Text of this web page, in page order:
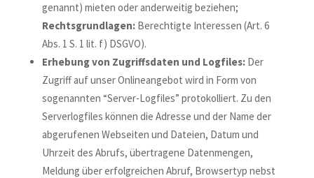
genannt) mieten oder anderweitig beziehen;
Rechtsgrundlagen:Berechtigte Interessen (Art. 6
Abs. 1 S. 1 lit. f) DSGVO).
Erhebung von Zugriffsdaten und Logfiles: Der
Zugriff auf unser Onlineangebot wird in Form von
sogenannten “Server-Logfiles” protokolliert. Zu den
Serverlogfiles können die Adresse und der Name der
abgerufenen Webseiten und Dateien, Datum und
Uhrzeit des Abrufs, übertragene Datenmengen,
Meldung über erfolgreichen Abruf, Browsertyp nebst